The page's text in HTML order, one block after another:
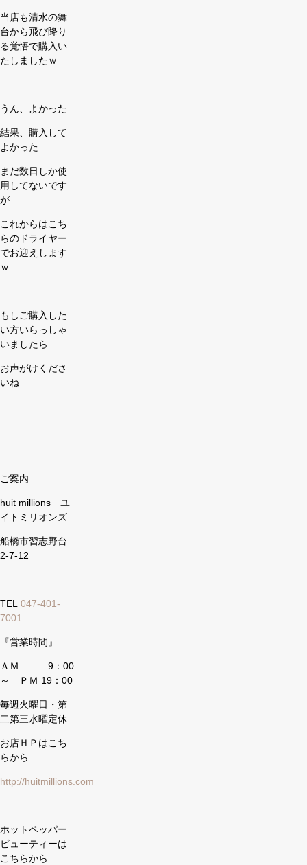
当店も清水の舞
台から飛び降り
る覚悟で購入い
たしましたｗ
うん、よかった
結果、購入して
よかった
まだ数日しか使
用してないです
が
これからはこち
らのドライヤー
でお迎えします
ｗ
もしご購入した
い方いらっしゃ
いましたら
お声がけくださ
いね
ご案内
huit millions ユ
イトミリオンズ
船橋市習志野台
2-7-12
TEL 047-401-
7001
『営業時間』
ＡＭ 9：00
～ ＰＭ 19：00
毎週火曜日・第
二第三水曜定休
お店ＨＰはこち
らから
http://huitmillions.com
ホットペッパー
ビューティーは
こちらから